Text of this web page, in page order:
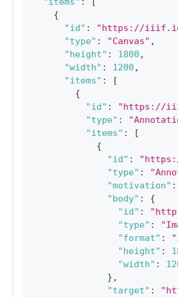
{
"id" : "https://iiif.io/
"type" : "Canvas" ,
"height" : 1800 ,
"width" : 1200 ,
"items" :
[
{
"id" : "https://
"type" :
"items" :
[
{
"id" :
"type" :
"motivation" :
"body" :
{
"id" :
"type" :
"format" :
"height" :
"width" :
} ,
"target" :